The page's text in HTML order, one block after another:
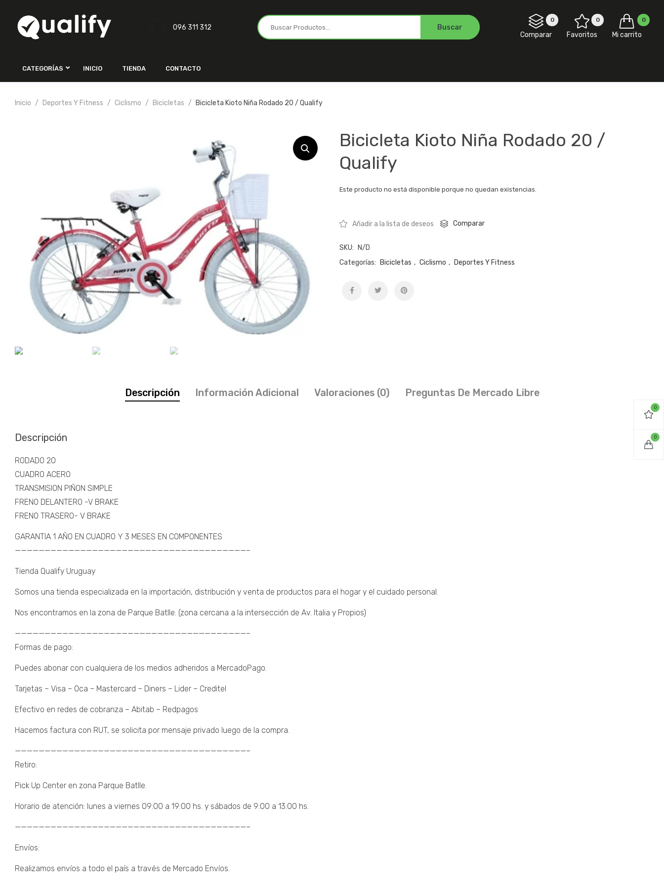
096 311 312
0
Comparar
0
Favoritos
0
Mi carrito
CATEGORÍAS INICIO TIENDA CONTACTO
Inicio Deportes Y Fitness Ciclismo Bicicletas Bicicleta Kioto Niña Rodado 20 / Qualify
Bicicleta Kioto Niña Rodado 20 /
Qualify
Este producto no está disponible porque no quedan existencias.
Añadir a la lista de deseos Comparar
SKU:
N/D
Categorías:
Bicicletas , Ciclismo , Deportes Y Fitness
Descripción Información Adicional Valoraciones (0) Preguntas De Mercado Libre
Descripción
RODADO 20
CUADRO ACERO
TRANSMISION PIÑON SIMPLE
FRENO DELANTERO -V BRAKE
FRENO TRASERO- V BRAKE
GARANTIA 1 AÑO EN CUADRO Y 3 MESES EN COMPONENTES
———————————————————————————————————————–
Tienda Qualify Uruguay
Somos una tienda especializada en la importación, distribución y venta de productos para el hogar y el cuidado personal.
Nos encontramos en la zona de Parque Batlle. (zona cercana a la intersección de Av. Italia y Propios)
———————————————————————————————————————–
Formas de pago:
Puedes abonar con cualquiera de los medios adheridos a MercadoPago.
Tarjetas – Visa – Oca – Mastercard – Diners – Lider – Creditel
Efectivo en redes de cobranza – Abitab – Redpagos
Hacemos factura con RUT, se solicita por mensaje privado luego de la compra.
———————————————————————————————————————–
Retiro:
Pick Up Center en zona Parque Batlle.
Horario de atención: lunes a viernes 09:00 a 19:00 hs. y sábados de 9:00 a 13:00 hs.
———————————————————————————————————————–
Envíos:
Realizamos envíos a todo el país a través de Mercado Envíos.
0
0